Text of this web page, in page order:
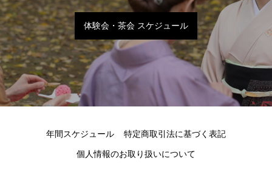
体験会・茶会 スケジュール
年間スケジュール 特定商取引法に基づく表記
個人情報のお取り扱いについて